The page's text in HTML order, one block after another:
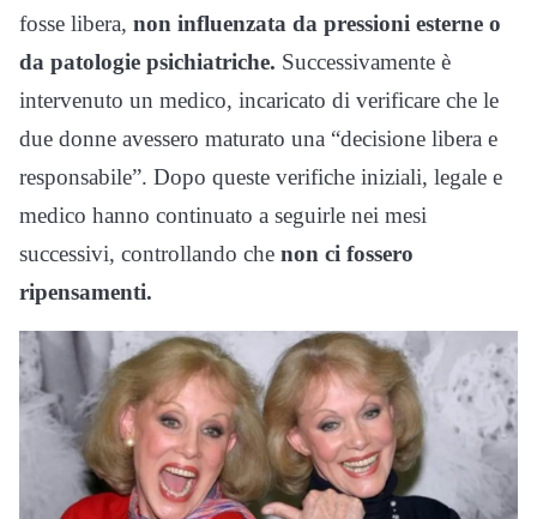
fosse libera, non influenzata da pressioni esterne o
da patologie psichiatriche. Successivamente è
intervenuto un medico, incaricato di verificare che le
due donne avessero maturato una “decisione libera e
responsabile”. Dopo queste verifiche iniziali, legale e
medico hanno continuato a seguirle nei mesi
successivi, controllando che non ci fossero
ripensamenti.